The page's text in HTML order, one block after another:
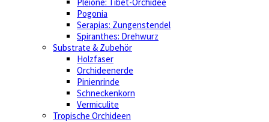
Pogonia
Serapias: Zungenstendel
Spiranthes: Drehwurz
Substrate & Zubehör
Holzfaser
Orchideenerde
Pinienrinde
Schneckenkorn
Vermiculite
Tropische Orchideen